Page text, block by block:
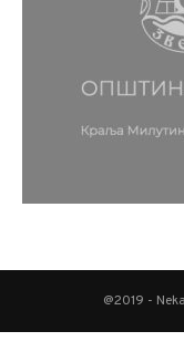
@2019 -